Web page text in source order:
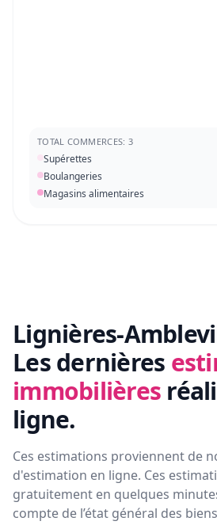
TOTAL COMMERCES: 3
Supérettes
Boulangeries
Magasins alimentaires
Lignières-
Les dernières
immobilières
ligne.
Ces estimations proviennent de
d'estimation en ligne. Ces
gratuitement en quelques
compte de l’état général des